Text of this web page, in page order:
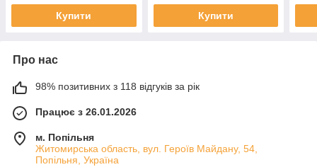
Купити Купити
Про нас
98% позитивних з 118 відгуків за рік
Працює з 26.01.2026
м. Попільня
Житомирська область, вул. Героїв Майдану, 54,
Попільня, Україна